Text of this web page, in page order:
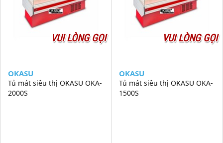
VUI LÒNG GỌI
OKASU
Tủ mát siêu thị OKASU OKA-
2000S
VUI LÒNG GỌI
OKASU
Tủ mát siêu thị OKASU OKA-
1500S